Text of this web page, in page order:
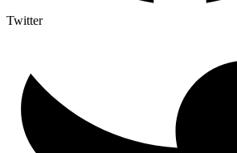
Twitter